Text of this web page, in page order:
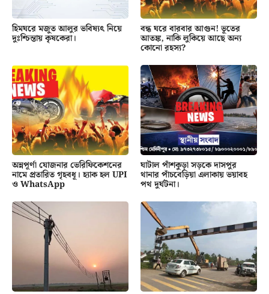
হিমঘরে মজুত আলুর ভবিষ্যৎ নিয়ে
দুঃশ্চিন্তায় কৃষকেরা।
বন্ধ ঘরে বারবার আগুন! ভূতের
আতঙ্ক, নাকি লুকিয়ে আছে অন্য
কোনো রহস্য?
অন্নপূর্ণা যোজনার ভেরিফিকেশনের
নামে প্রতারিত গৃহবধূ। হ্যাক হল UPI
ও WhatsApp
ঘাটাল পাঁশকুড়া সড়কে দাসপুর
থানার পাঁচবেড়িয়া এলাকায় ভয়াবহ
পথ দুর্ঘটনা।